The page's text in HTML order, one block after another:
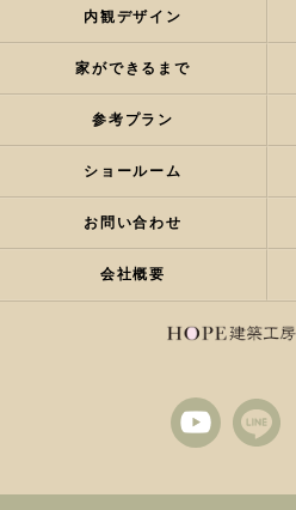
内観デザイン
家ができるまで
参考プラン
ショールーム
お問い合わせ
会社概要